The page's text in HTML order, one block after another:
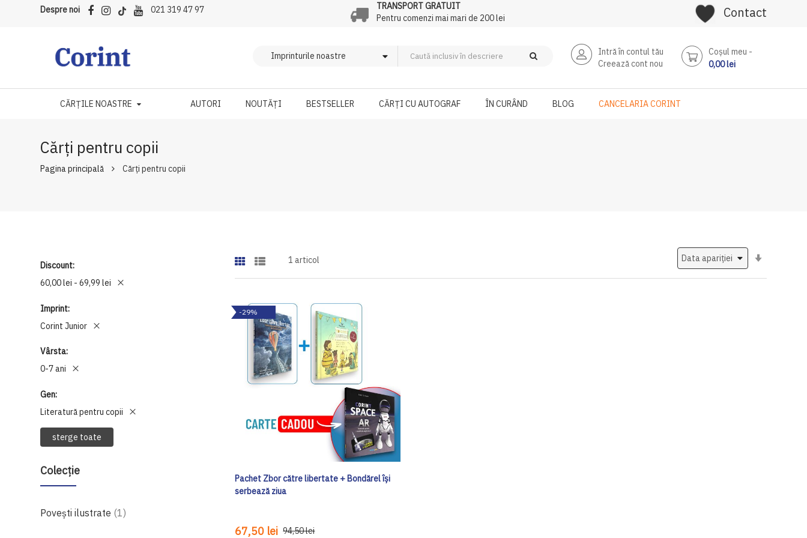
Despre noi 021 319 47 97
TRANSPORT GRATUIT
Pentru comenzi mai mari de 200 lei
Contact
Intră în contul tău
Creează cont nou
Coşul meu
0,00 lei
CĂRȚILE NOASTRE AUTORI NOUTĂȚI BESTSELLER CĂRȚI CU AUTOGRAF ÎN CURÂND BLOG CANCELARIA CORINT
Cărți pentru copii
Pagina principală Cărți pentru copii
Discount
60,00 lei - 69,99 lei
Imprint
Corint Junior
Vârsta
0-7 ani
Gen
Literatură pentru copii
sterge toate
Colecție
Povești ilustrate 1produs
1 articol
-29%
Pachet Zbor către libertate + Bondărel își
serbează ziua
67,50 lei 94,50 lei